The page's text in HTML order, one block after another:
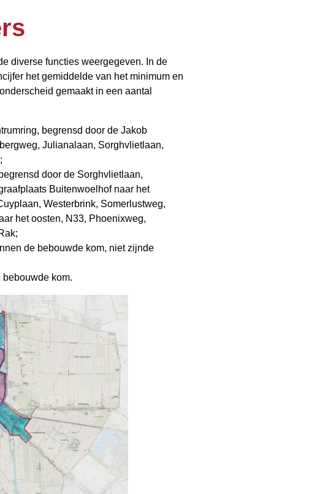
diverse functies weergegeven. In de
het gemiddelde van het minimum en
gemaakt in een aantal
begrensd door de Jakob
Julianalaan, Sorghvlietlaan,
door de Sorghvlietlaan,
Buitenwoelhof naar het
Westerbrink, Somerlustweg,
het oosten, N33, Phoenixweg,
de bebouwde kom, niet zijnde
kom.